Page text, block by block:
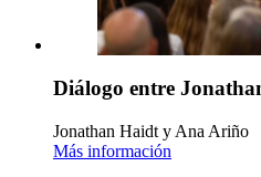
Diálogo entre
Jonathan Haidt y Ana Ariño
Más información